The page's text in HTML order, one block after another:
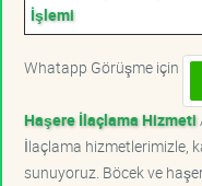
İşlemi
Whatapp Görüşme için
Haşere İlaçlama Hizmeti
İlaçlama hizmetlerimizle,
sunuyoruz. Böcek ve